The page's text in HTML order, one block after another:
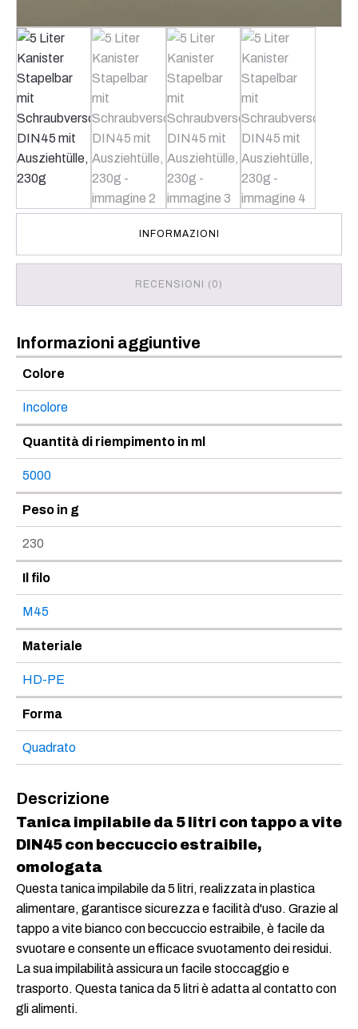
INFORMAZIONI
RECENSIONI (0)
Informazioni aggiuntive
Colore
Incolore
Quantità di riempimento in ml
5000
Peso in g
230
Il filo
M45
Materiale
HD-PE
Forma
Quadrato
Descrizione
Tanica impilabile da 5 litri con tappo a vite
DIN45 con beccuccio estraibile,
omologata
Questa tanica impilabile da 5 litri, realizzata in plastica
alimentare, garantisce sicurezza e facilità d'uso. Grazie al
tappo a vite bianco con beccuccio estraibile, è facile da
svuotare e consente un efficace svuotamento dei residui.
La sua impilabilità assicura un facile stoccaggio e
trasporto. Questa tanica da 5 litri è adatta al contatto con
gli alimenti.